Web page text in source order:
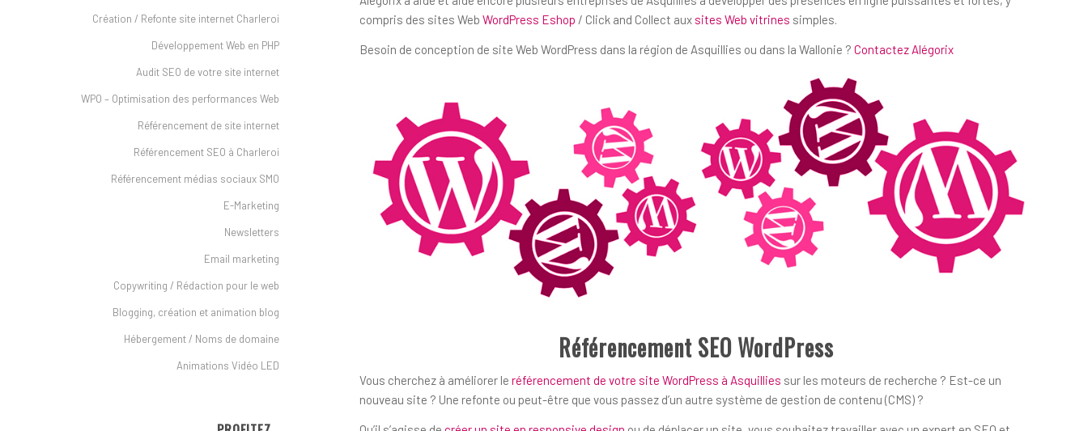
compris des sites Web WordPress Eshop / Click and Collect aux sites Web vitrines simples.
Besoin de conception de site Web WordPress dans la région de Asquillies ou dans la Wallonie ? Contactez Alégorix
Référencement SEO WordPress
Vous cherchez à améliorer le référencement de votre site WordPress à Asquillies sur les moteurs de recherche ? Est-ce un
nouveau site ? Une refonte ou peut-être que vous passez d’un autre système de gestion de contenu (CMS) ?
Création / Refonte site internet Charleroi
Développement Web en PHP
Audit SEO de votre site internet
WPO – Optimisation des performances Web
Référencement de site internet
Référencement SEO à Charleroi
Référencement médias sociaux SMO
E-Marketing
Newsletters
Email marketing
Copywriting / Rédaction pour le web
Blogging, création et animation blog
Hébergement / Noms de domaine
Animations Vidéo LED